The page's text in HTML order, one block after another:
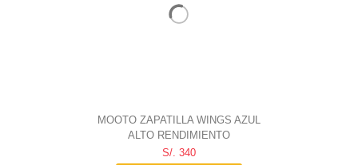
MOOTO ZAPATILLA WINGS AZUL
ALTO RENDIMIENTO
S/. 340